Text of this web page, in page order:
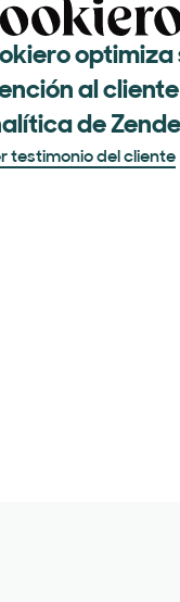
optimiza
al
de
testimonio del cliente